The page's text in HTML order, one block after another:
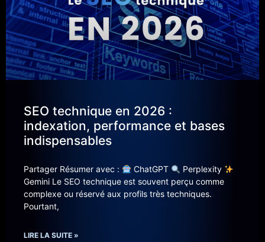
SEO technique en 2026 :
indexation, performance et bases
indispensables
Partager Résumer avec : ChatGPT
Perplexity
Gemini Le SEO technique est souvent perçu comme
complexe ou réservé aux profils très techniques.
Pourtant,
LIRE LA SUITE »